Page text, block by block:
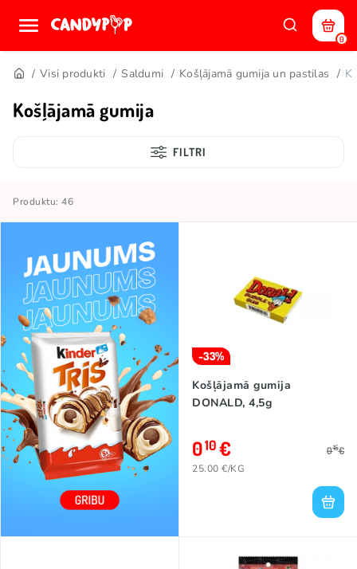
0
Visi produkti Saldumi Košļājamā gumija un pastilas
Košļājamā gumija
FILTRI
Produktu: 46
-33%
Košļājamā gumija
DONALD, 4,5g
010€ 015€
25.00 €/KG